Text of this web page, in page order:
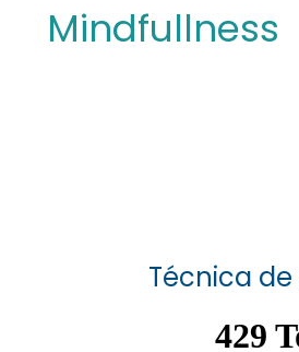
Mindfullness
Técnica